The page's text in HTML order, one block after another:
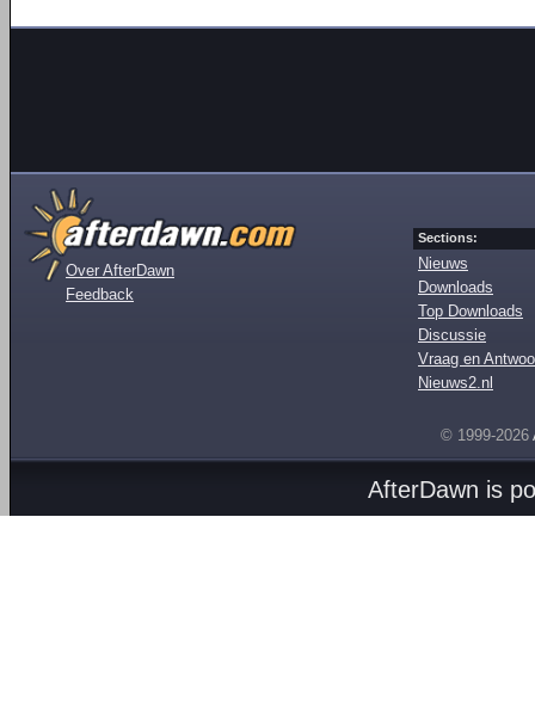
Over AfterDawn
Feedback
Sections:
Nieuws
Downloads
Top Downloads
Discussie
Vraag en
Nieuws2.nl
© 1999-2026
AfterDawn is